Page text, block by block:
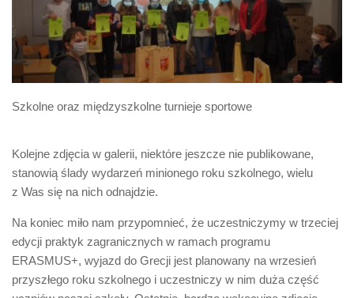
Szkolne oraz międzyszkolne turnieje sportowe
Kolejne zdjęcia w galerii, niektóre jeszcze nie publikowane,
stanowią ślady wydarzeń minionego roku szkolnego, wielu
z Was się na nich odnajdzie.
Na koniec miło nam przypomnieć, że uczestniczymy w trzeciej
edycji praktyk zagranicznych w ramach programu
ERASMUS+, wyjazd do Grecji jest planowany na wrzesień
przyszłego roku szkolnego i uczestniczy w nim duża część